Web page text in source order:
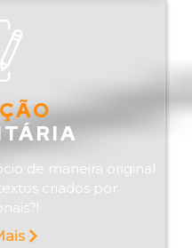
de maneira original
criados por